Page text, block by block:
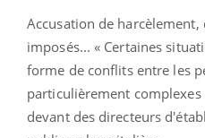
Accusation de
imposés... « Certaines
forme de conflits entre les
particulièrement
devant des directeurs